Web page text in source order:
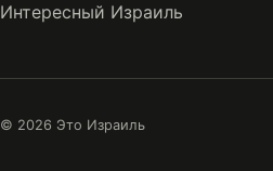
Интересный Израиль
© 2026 Это Израиль